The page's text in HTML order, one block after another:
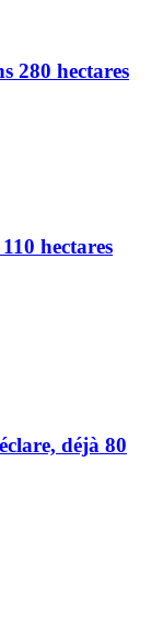
280 hectares
hectares
déjà 80